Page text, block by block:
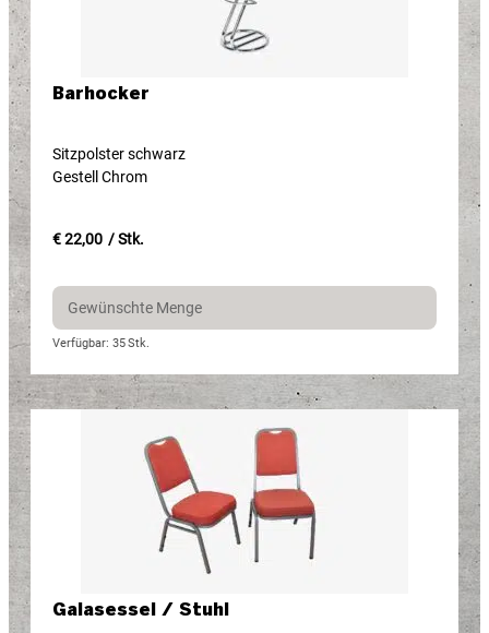
Barhocker​
Sitzpolster schwarz
Gestell Chrom
€ 22,00 / Stk.
Verfügbar: 35Stk.
Galasessel / Stuhl